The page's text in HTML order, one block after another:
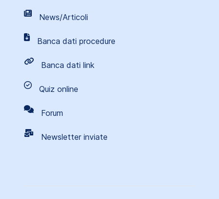
News/Articoli
Banca dati procedure
Banca dati link
Quiz online
Forum
Newsletter inviate